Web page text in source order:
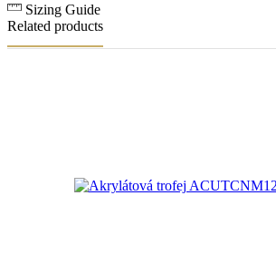
Sizing Guide
Related products